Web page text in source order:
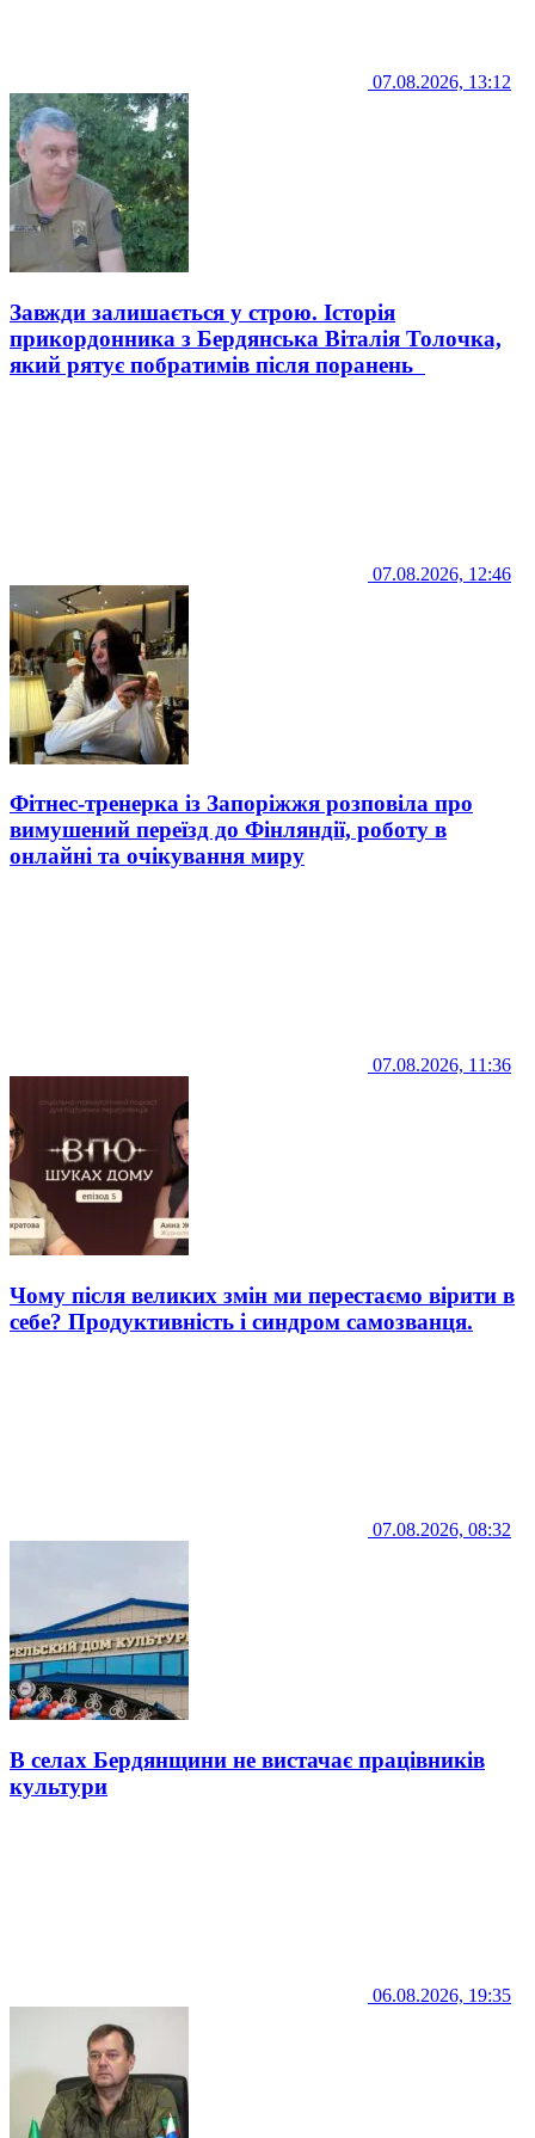
07.08.2026, 13:12
Завжди залишається у строю. Історія
прикордонника з Бердянська Віталія Толочка,
який рятує побратимів після поранень
07.08.2026, 12:46
Фітнес-тренерка із Запоріжжя розповіла про
вимушений переїзд до Фінляндії, роботу в
онлайні та очікування миру
07.08.2026, 11:36
Чому після великих змін ми перестаємо вірити в
себе? Продуктивність і синдром самозванця.
07.08.2026, 08:32
В селах Бердянщини не вистачає працівників
культури
06.08.2026, 19:35